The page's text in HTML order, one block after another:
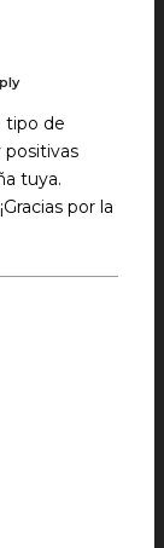
tipo de
tuya.
por la